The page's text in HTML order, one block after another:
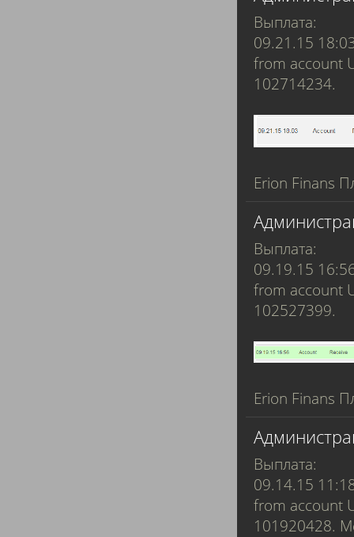
Выплата:
09.21.15
from account
102714234.
Erion Finans
Выплата:
09.19.15
from account
102527399.
Erion Finans
Выплата:
09.14.15
from account
101920428.